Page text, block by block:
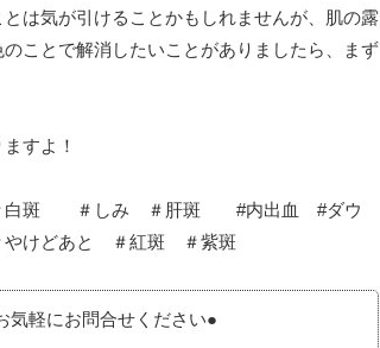
は気が引けることかもしれませんが、肌の露
ことで解消したいことがありましたら、まず
すよ！
白斑 ＃しみ ＃肝斑 #内出血 #ダウ
けどあと ＃紅斑 ＃紫斑
気軽にお問合せください●